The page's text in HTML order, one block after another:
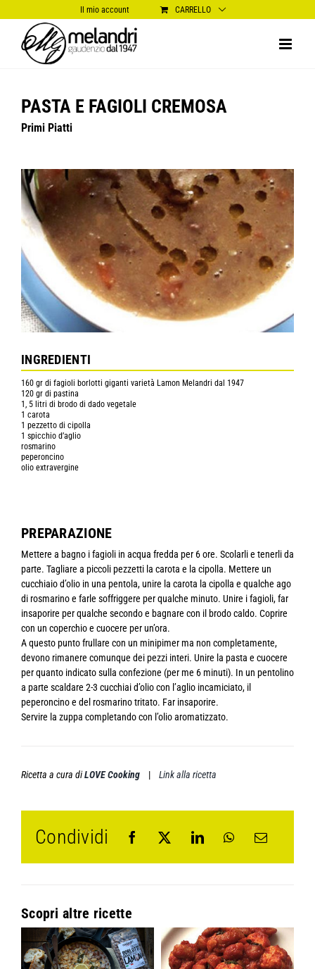
al
contenuto
Il mio account CARRELLO
PASTA E FAGIOLI CREMOSA
Primi Piatti
INGREDIENTI
160 gr di fagioli borlotti giganti varietà Lamon Melandri dal 1947
120 gr di pastina
1, 5 litri di brodo di dado vegetale
1 carota
1 pezzetto di cipolla
1 spicchio d’aglio
rosmarino
peperoncino
olio extravergine
PREPARAZIONE
Mettere a bagno i fagioli in acqua fredda per 6 ore. Scolarli e tenerli da
parte. Tagliare a piccoli pezzetti la carota e la cipolla. Mettere un
cucchiaio d’olio in una pentola, unire la carota la cipolla e qualche ago
di rosmarino e farle soffriggere per qualche minuto. Unire i fagioli, far
insaporire per qualche secondo e bagnare con il brodo caldo. Coprire
con un coperchio e cuocere per un’ora.
A questo punto frullare con un minipimer ma non completamente,
devono rimanere comunque dei pezzi interi. Unire la pasta e cuocere
per quanto indicato sulla confezione (per me 6 minuti). In un pentolino
a parte scaldare 2-3 cucchiai d’olio con l’aglio incamiciato, il
peperoncino e del rosmarino tritato. Far insaporire.
Servire la zuppa completando con l’olio aromatizzato.
Ricetta a cura diLOVE Cooking| Link alla ricetta
Condividi
Scopri altre ricette